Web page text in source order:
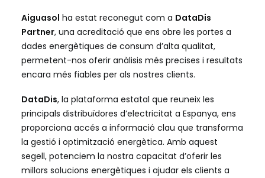
Aiguasol ha estat reconegut com a DataDis
Partner, una acreditació que ens obre les portes a
dades energètiques de consum d’alta qualitat,
permetent-nos oferir anàlisis més precises i resultats
encara més fiables per als nostres clients.
DataDis, la plataforma estatal que reuneix les
principals distribuïdores d’electricitat a Espanya, ens
proporciona accés a informació clau que transforma
la gestió i optimització energètica. Amb aquest
segell, potenciem la nostra capacitat d’oferir les
millors solucions energètiques i ajudar els clients a